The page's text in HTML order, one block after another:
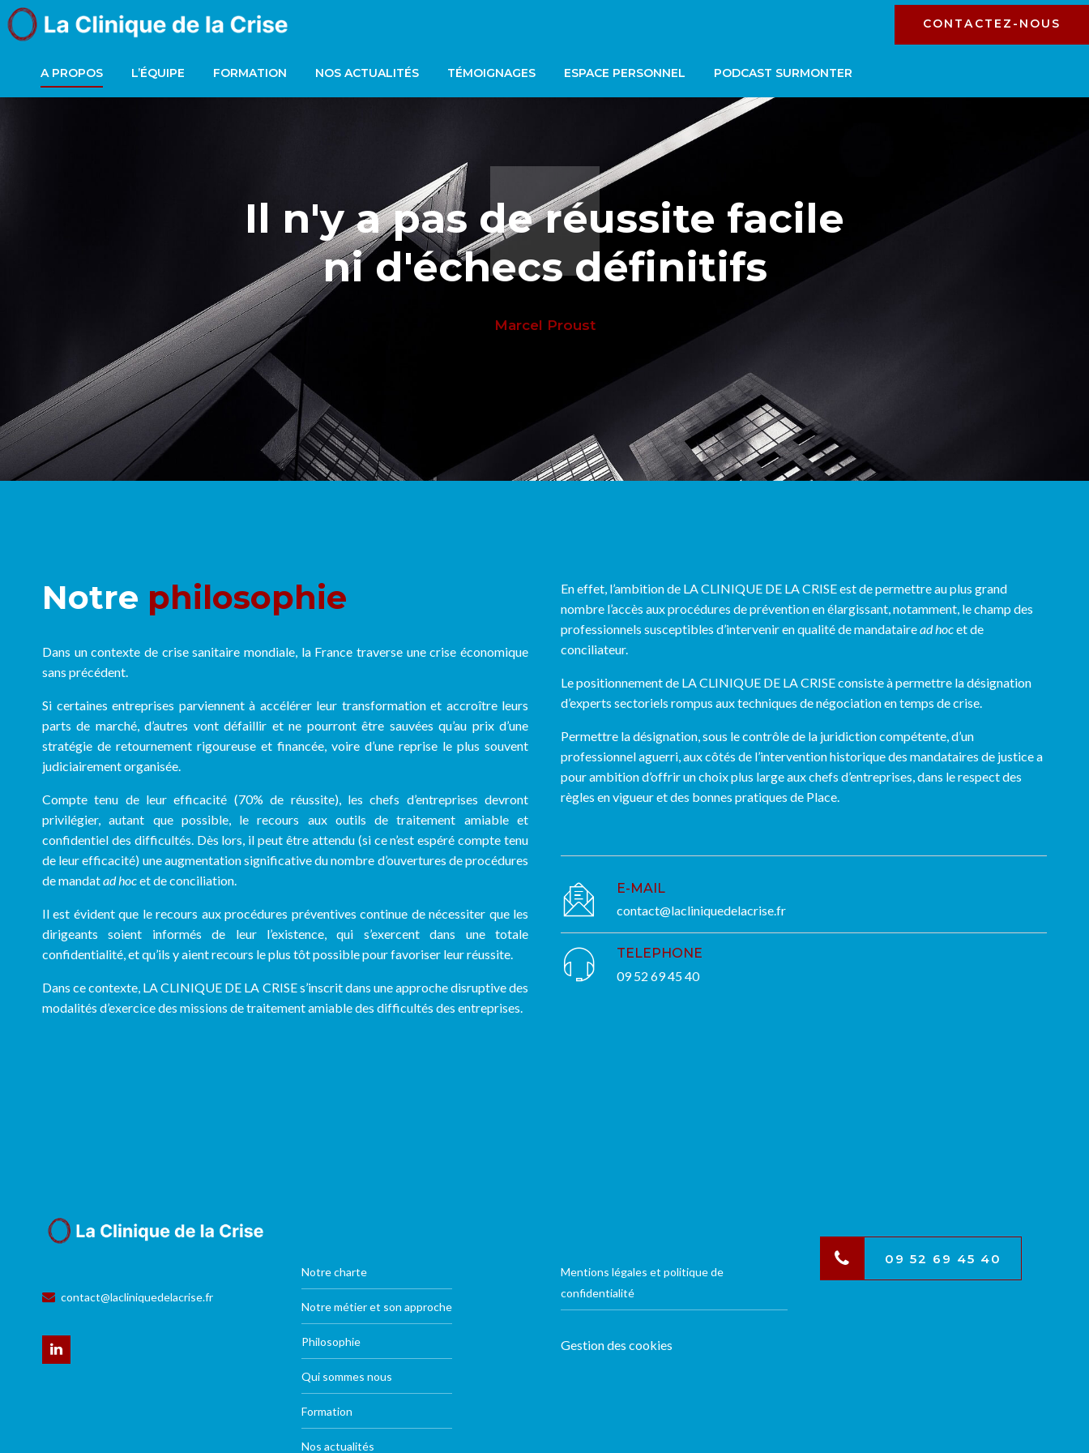
CONTACTEZ-NOUS
A PROPOS L’ÉQUIPE FORMATION NOS ACTUALITÉS TÉMOIGNAGES ESPACE PERSONNEL PODCAST SURMONTER
Il n'y a pas de réussite facile
ni d'échecs définitifs
Marcel Proust
Notre philosophie
Dans un contexte de crise sanitaire mondiale, la France traverse une crise économique
sans précédent.
Si certaines entreprises parviennent à accélérer leur transformation et accroître leurs
parts de marché, d’autres vont défaillir et ne pourront être sauvées qu’au prix d’une
stratégie de retournement rigoureuse et financée, voire d’une reprise le plus souvent
judiciairement organisée.
Compte tenu de leur efficacité (70% de réussite), les chefs d’entreprises devront
privilégier, autant que possible, le recours aux outils de traitement amiable et
confidentiel des difficultés. Dès lors, il peut être attendu (si ce n’est espéré compte tenu
de leur efficacité) une augmentation significative du nombre d’ouvertures de procédures
de mandatad hocet de conciliation.
Il est évident que le recours aux procédures préventives continue de nécessiter que les
dirigeants soient informés de leur l’existence, qui s’exercent dans une totale
confidentialité, et qu’ils y aient recours le plus tôt possible pour favoriser leur réussite.
Dans ce contexte, LA CLINIQUE DE LA CRISE s’inscrit dans une approche disruptive des
modalités d’exercice des missions de traitement amiable des difficultés des entreprises.
En effet, l’ambition de LA CLINIQUE DE LA CRISE est de permettre au plus grand
nombre l’accès aux procédures de prévention en élargissant, notamment, le champ des
professionnels susceptibles d’intervenir en qualité de mandatairead hocet de
conciliateur.
Le positionnement de LA CLINIQUE DE LA CRISE consiste à permettre la désignation
d’experts sectoriels rompus aux techniques de négociation en temps de crise.
Permettre la désignation, sous le contrôle de la juridiction compétente, d’un
professionnel aguerri, aux côtés de l’intervention historique des mandataires de justice a
pour ambition d’offrir un choix plus large aux chefs d’entreprises, dans le respect des
règles en vigueur et des bonnes pratiques de Place.
E-MAIL
contact@lacliniquedelacrise.fr
TELEPHONE
09 52 69 45 40
contact@lacliniquedelacrise.fr
Notre charte
Notre métier et son approche
Philosophie
Qui sommes nous
Formation
Nos actualités
Mentions légales et politique de
confidentialité
Gestion des cookies
09 52 69 45 40